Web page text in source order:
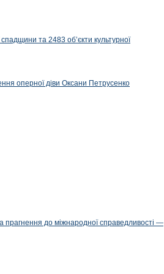
та 2483 об’єкти культурної
оперної діви Оксани Петрусенко
прагнення до міжнародної справедливості —